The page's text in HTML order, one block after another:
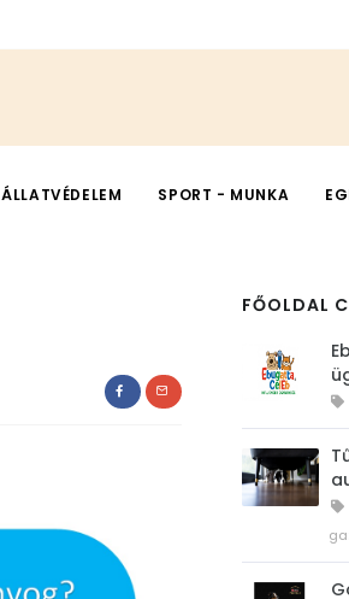
ÁLLATVÉDELEM SPORT - MUNKA
FŐOLDAL